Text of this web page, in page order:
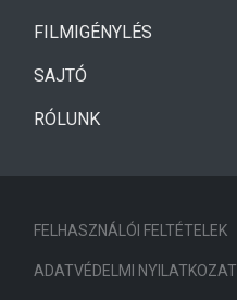
FILMIGÉNYLÉS
SAJTÓ
RÓLUNK
FELHASZNÁLÓI FELTÉTELEK
ADATVÉDELMI NYILATKOZAT